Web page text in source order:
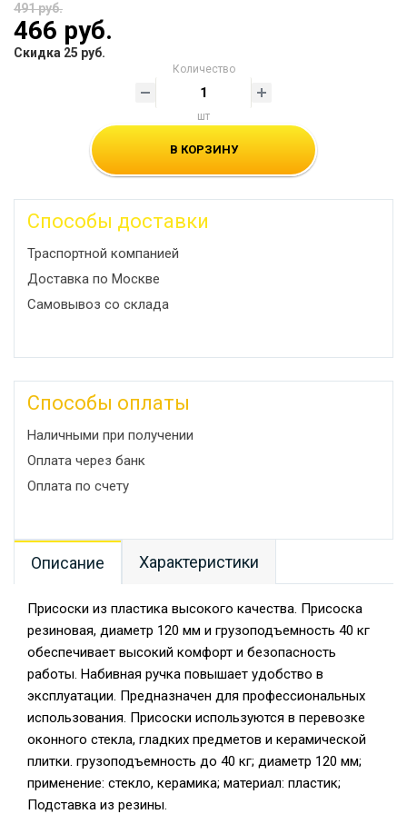
491 руб.
466 руб.
Скидка 25 руб.
Количество
шт
В КОРЗИНУ
Способы доставки
Траспортной компанией
Доставка по Москве
Самовывоз со склада
Способы оплаты
Наличными при получении
Оплата через банк
Оплата по счету
Описание Характеристики
Присоски из пластика высокого качества. Присоска
резиновая, диаметр 120 мм и грузоподъемность 40 кг
обеспечивает высокий комфорт и безопасность
работы. Набивная ручка повышает удобство в
эксплуатации. Предназначен для профессиональных
использования. Присоски используются в перевозке
оконного стекла, гладких предметов и керамической
плитки. грузоподъемность до 40 кг; диаметр 120 мм;
применение: стекло, керамика; материал: пластик;
Подставка из резины.